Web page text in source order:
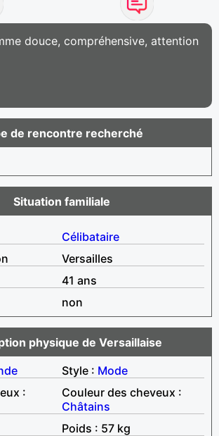
douce, compréhensive, attention
de rencontre recherché
Situation familiale
Célibataire
Versailles
41 ans
non
physique de Versaillaise
Style : Mode
:
Couleur des cheveux :
Châtains
Poids : 57 kg